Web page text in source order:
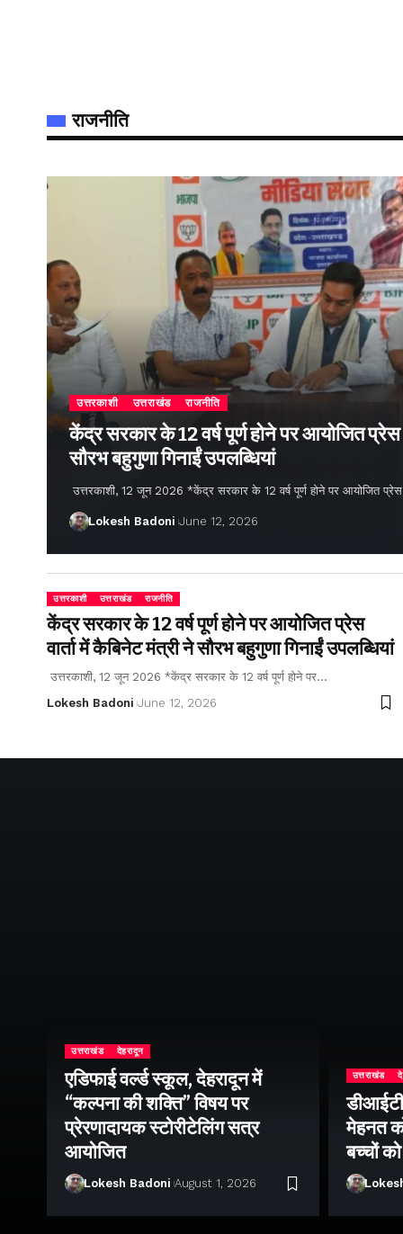
राजनीति
उत्तरकाशी उत्तराखंड राजनीति
केंद्र सरकार के 12 वर्ष पूर्ण होने पर आयोजित प्रेस
सौरभ बहुगुणा गिनाईं उपलब्धियां
उत्तरकाशी, 12 जून 2026 *केंद्र सरकार के 12 वर्ष पूर्ण होने पर आयोजित प्रेस
Lokesh Badoni June 12, 2026
उत्तरकाशी उत्तराखंड राजनीति
केंद्र सरकार के 12 वर्ष पूर्ण होने पर आयोजित प्रेस
वार्ता में कैबिनेट मंत्री ने सौरभ बहुगुणा गिनाईं उपलब्धियां
उत्तरकाशी, 12 जून 2026 *केंद्र सरकार के 12 वर्ष पूर्ण होने पर…
Lokesh Badoni June 12, 2026
उत्तराखंड देहरादून
एडिफाई वर्ल्ड स्कूल, देहरादून में
“कल्पना की शक्ति” विषय पर
प्रेरणादायक स्टोरीटेलिंग सत्र
आयोजित
Lokesh Badoni August 1, 2026
उत्तराखंड
डीआईटी
मेहनत
बच्चों